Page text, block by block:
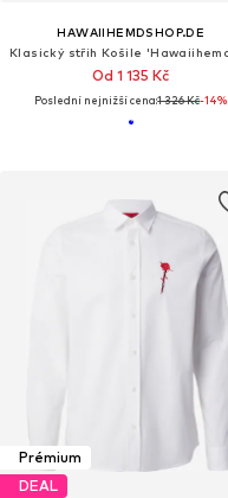
HAWAIIHEMDSHOP.DE
Od 1 135 Kč
Poslední nejnižší cena:1 326 Kč-14%
Prémium
DEAL